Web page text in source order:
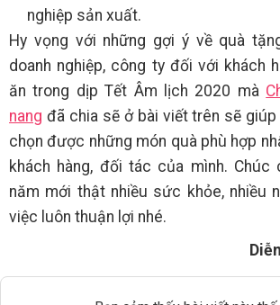
nghiệp sản xuất.
Hy vọng với những gợi ý về quà
doanh nghiệp, công ty đối với khách
ăn trong dịp Tết Âm lịch 2020 mà
nang đã chia sẽ ở bài viết trên sẽ
chọn được những món quà phù hợp
khách hàng, đối tác của mình.
năm mới thật nhiều sức khỏe, nhiều
việc luôn thuận lợi nhé.